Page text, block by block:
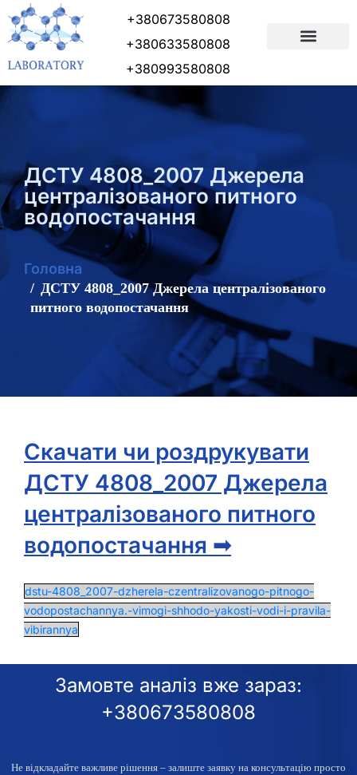
+380673580808
+380633580808
+380993580808
ДСТУ 4808_2007 Джерела
централізованого питного
водопостачання
Головна
ДСТУ 4808_2007 Джерела централізованого
питного водопостачання
Скачати чи роздрукувати
ДСТУ 4808_2007 Джерела
централізованого питного
водопостачання ➟
dstu-4808_2007-dzherela-czentralizovanogo-pitnogo-
vodopostachannya.-vimogi-shhodo-yakosti-vodi-i-pravila-
vibirannya
Замовте аналіз вже зараз:
+380673580808
Не відкладайте важливе рішення – залиште заявку на консультацію просто